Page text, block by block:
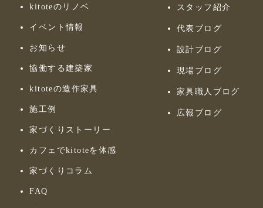
kitoteのリノベ
イベント情報
お知らせ
協働する建築家
kitoteの造作家具
施工例
家づくりストーリー
カフェでkitoteを体感
家づくりコラム
FAQ
スタッフ紹介
代表ブログ
設計ブログ
現場ブログ
家具職人ブログ
広報ブログ